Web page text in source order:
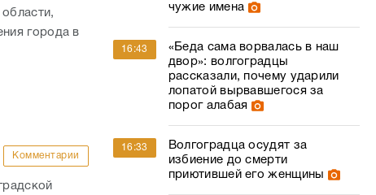
города в
Комментарии
чужие имена
16:43
«Беда сама ворвалась в наш
двор»: волгоградцы
рассказали, почему ударили
лопатой вырвавшегося за
порог алабая
16:33
Волгоградца осудят за
избиение до смерти
приютившей его женщины